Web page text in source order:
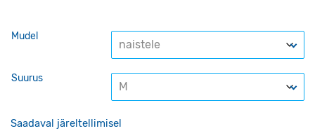
Mudel
Suurus
Saadaval järeltellimisel